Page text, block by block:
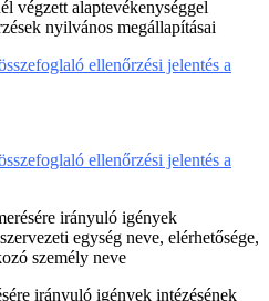
végzett alaptevékenységgel
nyilvános megállapításai
ellenőrzési jelentés a
ellenőrzési jelentés a
irányuló igények
egység neve, elérhetősége,
személy neve
irányuló igények intézésének